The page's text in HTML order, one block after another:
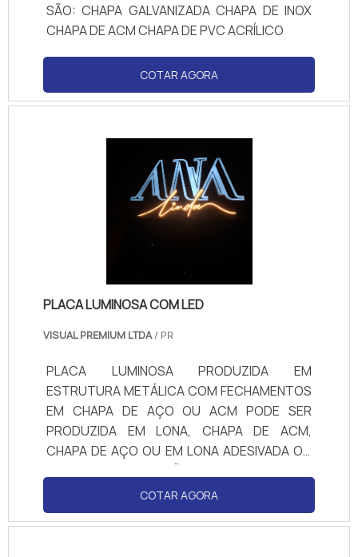
SÃO: CHAPA GALVANIZADA CHAPA DE INOX
CHAPA DE ACM CHAPA DE PVC ACRÍLICO
COTAR AGORA
PLACA LUMINOSA COM LED
VISUAL PREMIUM LTDA/ PR
PLACA LUMINOSA PRODUZIDA EM
ESTRUTURA METÁLICA COM FECHAMENTOS
EM CHAPA DE AÇO OU ACM PODE SER
PRODUZIDA EM LONA, CHAPA DE ACM,
CHAPA DE AÇO OU EM LONA ADESIVADA OU
COM MODULOS LED QUANTO LÂMPADAS DE
TUBO LED
COTAR AGORA